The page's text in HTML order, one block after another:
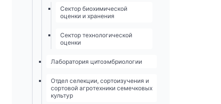
Сектор биохимической
оценки и хранения
Сектор технологической
оценки
Лаборатория цитоэмбриологии
Отдел селекции, сортоизучения и
сортовой агротехники семечковых
культур